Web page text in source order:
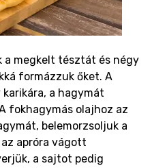
megkelt tésztát és négy
formázzuk őket. A
a hagymát
fokhagymás olajhoz az
belemorzsoljuk a
apróra vágott
a sajtot pedig